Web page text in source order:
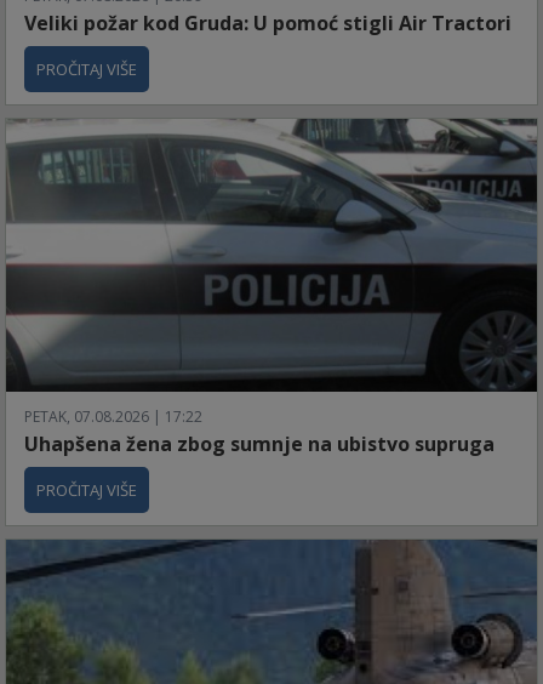
Veliki požar kod Gruda: U pomoć stigli Air Tractori
PROČITAJ VIŠE
PETAK, 07.08.2026 | 17:22
Uhapšena žena zbog sumnje na ubistvo supruga
PROČITAJ VIŠE